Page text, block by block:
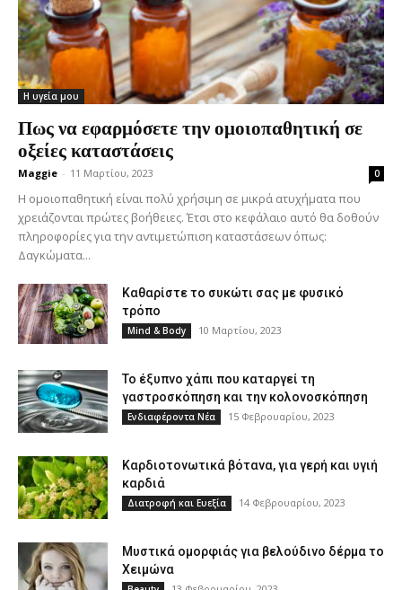
Η υγεία μου
Πως να εφαρμόσετε την ομοιοπαθητική σε
οξείες καταστάσεις
Maggie - 11 Μαρτίου, 2023 0
Η ομοιοπαθητική είναι πολύ χρήσιμη σε μικρά ατυχήματα που
χρειάζονται πρώτες βοήθειες. Έτσι στο κεφάλαιο αυτό θα δοθούν
πληροφορίες για την αντιμετώπιση καταστάσεων όπως:
Δαγκώματα...
Καθαρίστε το συκώτι σας με φυσικό
τρόπο
Mind & Body 10 Μαρτίου, 2023
Το έξυπνο χάπι που καταργεί τη
γαστροσκόπηση και την κολονοσκόπηση
Ενδιαφέροντα Νέα 15 Φεβρουαρίου, 2023
Καρδιοτονωτικά βότανα, για γερή και υγιή
καρδιά
Διατροφή και Ευεξία 14 Φεβρουαρίου, 2023
Μυστικά ομορφιάς για βελούδινο δέρμα το
Χειμώνα